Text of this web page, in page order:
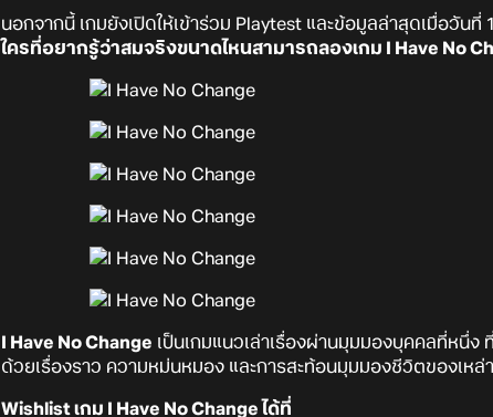
นอกจากนี้ เกมยังเปิดให้เข้าร่วม Playtest และข้อมูลล่าสุดเมื่อวัน
ใครที่อยากรู้ว่าสมจริงขนาดไหนสามารถลองเกม I Have No
I Have No Change เป็นเกมแนวเล่าเรื่องผ่านมุมมองบุคคลที่หนึ่ง
ด้วยเรื่องราว ความหม่นหมอง และการสะท้อนมุมมองชีวิตของเหล่
Wishlist เกม I Have No Change ได้ที่